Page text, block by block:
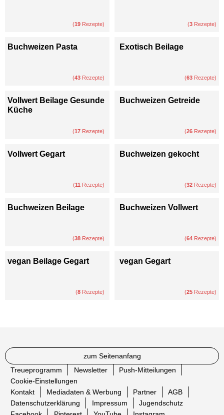
(19 Rezepte) (3 Rezepte)
Buchweizen Pasta
(43 Rezepte)
Exotisch Beilage
(63 Rezepte)
Vollwert Beilage Gesunde
Küche
(17 Rezepte)
Buchweizen Getreide
(26 Rezepte)
Vollwert Gegart
(11 Rezepte)
Buchweizen gekocht
(32 Rezepte)
Buchweizen Beilage
(38 Rezepte)
Buchweizen Vollwert
(64 Rezepte)
vegan Beilage Gegart
(8 Rezepte)
vegan Gegart
(25 Rezepte)
zum Seitenanfang
Treueprogramm
Newsletter
Push-Mitteilungen
Cookie-Einstellungen
Kontakt
Mediadaten & Werbung Partner
AGB
Datenschutzerklärung
Impressum
Jugendschutz